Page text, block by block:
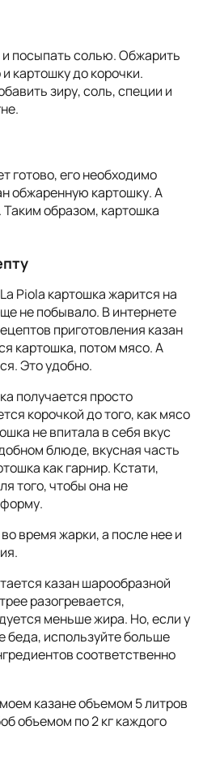
посыпать солью. Обжарить
картошку до корочки.
зиру, соль, специи и
готово, его необходимо
обжаренную картошку. А
образом, картошка
Piola картошка жарится на
не побывало. В интернете
приготовления казан
картошка, потом мясо. А
Это удобно.
получается просто
корочкой до того, как мясо
не впитала в себя вкус
блюде, вкусная часть
как гарнир. Кстати,
того, чтобы она не
время жарки, а после нее и
казан шарообразной
разогревается,
меньше жира. Но, если у
беда, используйте больше
соответственно
казане объемом 5 литров
объемом по 2 кг каждого